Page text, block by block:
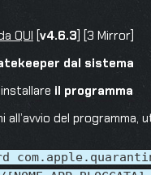
QUI [v4.6.3] [3 Mirror]
dal sistema
il programma
all’avvio del programma,